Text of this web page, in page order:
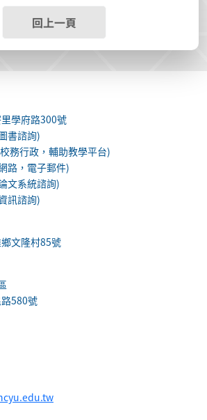
回上一頁
學府路300號
書諮詢)
務行政，輔助教學平台)
路，電子郵件)
文系統諮詢)
訊諮詢)
文隆村85號
580號